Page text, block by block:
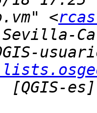
<
Sevilla-
[QGIS-